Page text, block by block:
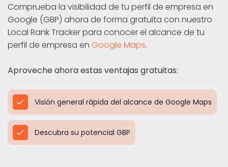
Comprueba la visibilidad de tu perfil de empresa en
Google (GBP) ahora de forma gratuita con nuestro
Local Rank Tracker para conocer el alcance de tu
perfil de empresa en Google Maps.
Aproveche ahora estas ventajas gratuitas:
Visión general rápida del alcance de Google Maps
Descubra su potencial GBP